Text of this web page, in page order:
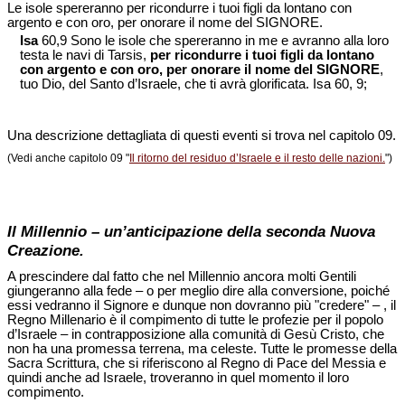
Le isole spereranno per ricondurre i tuoi figli da lontano con
argento e con oro, per onorare il nome del SIGNORE.
Isa60,9 Sono le isole che spereranno in me e avranno alla loro
testa le navi di Tarsis, per ricondurre i tuoi figli da lontano
con argento e con oro, per onorare il nome del SIGNORE,
tuo Dio, del Santo d’Israele, che ti avrà glorificata. Isa 60, 9;
Una descrizione dettagliata di questi eventi si trova nel capitolo 09.
(Vedi anche capitolo 09 "Il ritorno del residuo d’Israele e il resto delle nazioni. ")
Il Millennio – un’anticipazione della seconda Nuova
Creazione.
A prescindere dal fatto che nel Millennio ancora molti Gentili
giungeranno alla fede – o per meglio dire alla conversione, poiché
essi vedranno il Signore e dunque non dovranno più "credere" – , il
Regno Millenario è il compimento di tutte le profezie per il popolo
d’Israele – in contrapposizione alla comunità di Gesù Cristo, che
non ha una promessa terrena, ma celeste. Tutte le promesse della
Sacra Scrittura, che si riferiscono al Regno di Pace del Messia e
quindi anche ad Israele, troveranno in quel momento il loro
compimento.